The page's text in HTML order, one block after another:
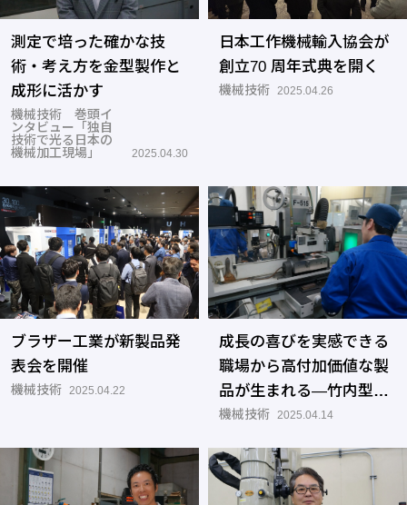
測定で培った確かな技
術・考え方を金型製作と
成形に活かす
機械技術 巻頭イ
ンタビュー「独自
技術で光る日本の
機械加工現場」
2025.04.30
日本工作機械輸入協会が
創立70 周年式典を開く
機械技術 2025.04.26
ブラザー工業が新製品発
表会を開催
機械技術 2025.04.22
成長の喜びを実感できる
職場から高付加価値な製
品が生まれる―竹内型材
研究所
機械技術 2025.04.14